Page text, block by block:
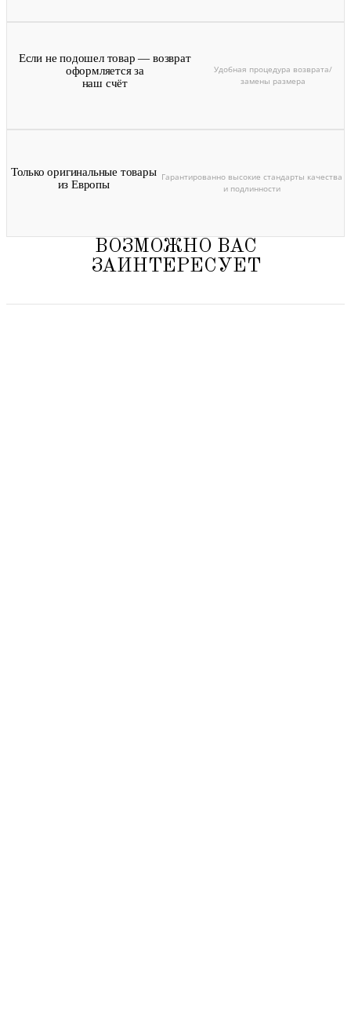
Если не подошел товар — возврат
оформляется за
наш счёт
Удобная процедура возврата/
замены размера
Только оригинальные товары
из Европы
Гарантированно высокие стандарты качества
и подлинности
ВОЗМОЖНО ВАС
ЗАИНТЕРЕСУЕТ